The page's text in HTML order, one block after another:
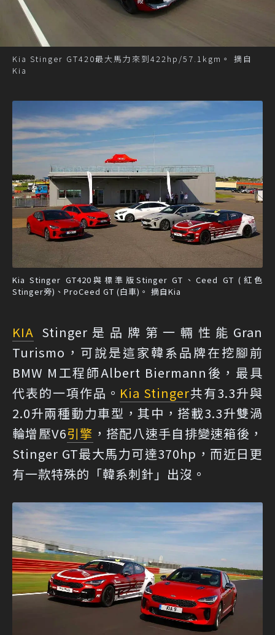
Kia Stinger GT420最大馬力來到422hp/57.1kgm。 摘自
Kia
Kia Stinger GT420與標準版Stinger GT、Ceed GT (紅色
Stinger旁)、ProCeed GT (白車)。 摘自Kia
KIA Stinger是品牌第一輛性能Gran
Turismo，可說是這家韓系品牌在挖腳前
BMW M工程師Albert Biermann後，最具
代表的一項作品。 Kia Stinger共有3.3升與
2.0升兩種動力車型，其中，搭載3.3升雙渦
輪增壓V6引擎 ，搭配八速手自排變速箱後，
Stinger GT最大馬力可達370hp，而近日更
有一款特殊的「韓系刺針」出沒。